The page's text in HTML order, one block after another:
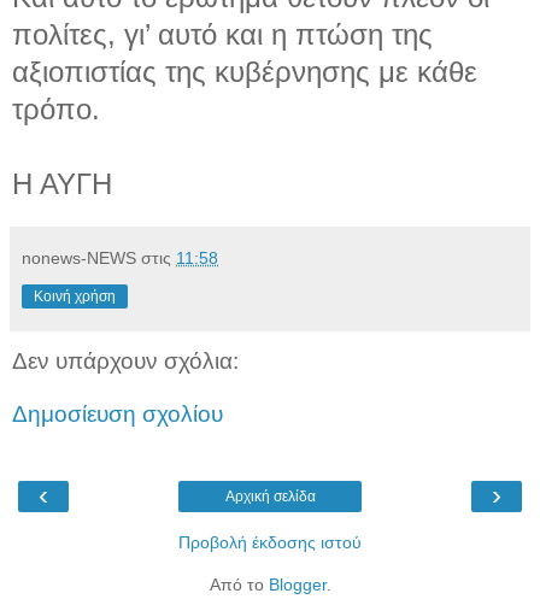
πολίτες, γι’ αυτό και η πτώση της
αξιοπιστίας της κυβέρνησης με κάθε
τρόπο.
Η ΑΥΓΗ
nonews-NEWS στις 11:58
Κοινή χρήση
Δεν υπάρχουν σχόλια:
Δημοσίευση σχολίου
‹ ›
Αρχική σελίδα
Προβολή έκδοσης ιστού
Από το Blogger.